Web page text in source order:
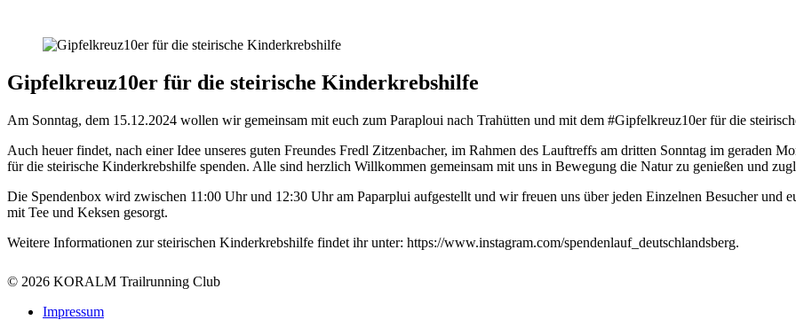
Gipfelkreuz10er für die steirische Kinderkrebshilfe
Am Sonntag, dem 15.12.2024 wollen wir gemeinsam mit euch zum Paraploui nach Trahütten und mit dem #Gipfelkreuz10er für die
Auch heuer findet, nach einer Idee unseres guten Freundes Fredl Zitzenbacher, im Rahmen des Lauftreffs am dritten Sonntag im geraden
für die steirische Kinderkrebshilfe spenden. Alle sind herzlich Willkommen gemeinsam mit uns in Bewegung die Natur zu genießen und
Die Spendenbox wird zwischen 11:00 Uhr und 12:30 Uhr am Paparplui aufgestellt und wir freuen uns über jeden Einzelnen Besucher und
mit Tee und Keksen gesorgt.
Weitere Informationen zur steirischen Kinderkrebshilfe findet ihr unter: https://www.instagram.com/spendenlauf_deutschlandsberg.
© 2026 KORALM Trailrunning Club
Impressum